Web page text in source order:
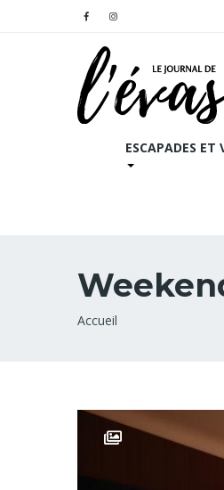
ESCAPADES ET
Fil
Accueil